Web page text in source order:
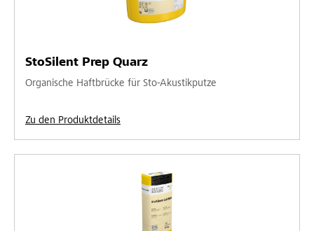
StoSilent Prep Quarz
Organische Haftbrücke für Sto-Akustikputze
Zu den Produktdetails